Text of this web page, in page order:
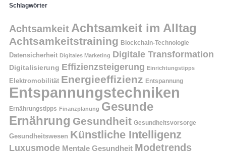
Schlagwörter
Achtsamkeit Achtsamkeit im Alltag
Achtsamkeitstraining Blockchain-Technologie
Datensicherheit Digitales Marketing Digitale Transformation
Digitalisierung Effizienzsteigerung Einrichtungstipps
Elektromobilität Energieeffizienz Entspannung
Entspannungstechniken
Ernährungstipps Finanzplanung Gesunde
Ernährung Gesundheit Gesundheitsvorsorge
Gesundheitswesen Künstliche Intelligenz
Luxusmode Mentale Gesundheit Modetrends